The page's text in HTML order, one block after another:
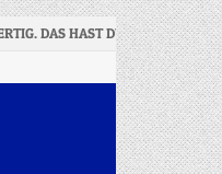
DAS HAST DU IHR IN DEN